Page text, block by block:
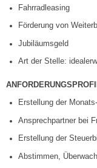
Fahrradleasing
Förderung von
Jubiläumsgeld
Art der Stelle:
Erstellung der
Ansprechpartner bei
Erstellung der
Abstimmen,